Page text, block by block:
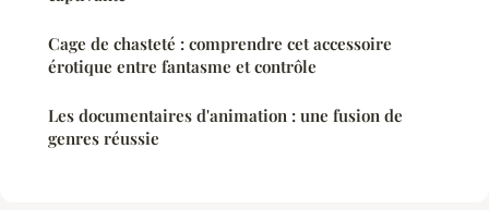
Cage de chasteté : comprendre cet accessoire
érotique entre fantasme et contrôle
Les documentaires d'animation : une fusion de
genres réussie